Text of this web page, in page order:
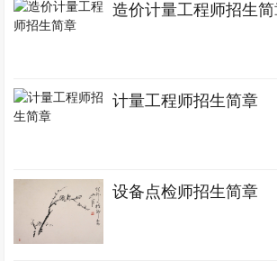
造价计量工程师招生
计量工程师招生简章
设备点检师招生简章